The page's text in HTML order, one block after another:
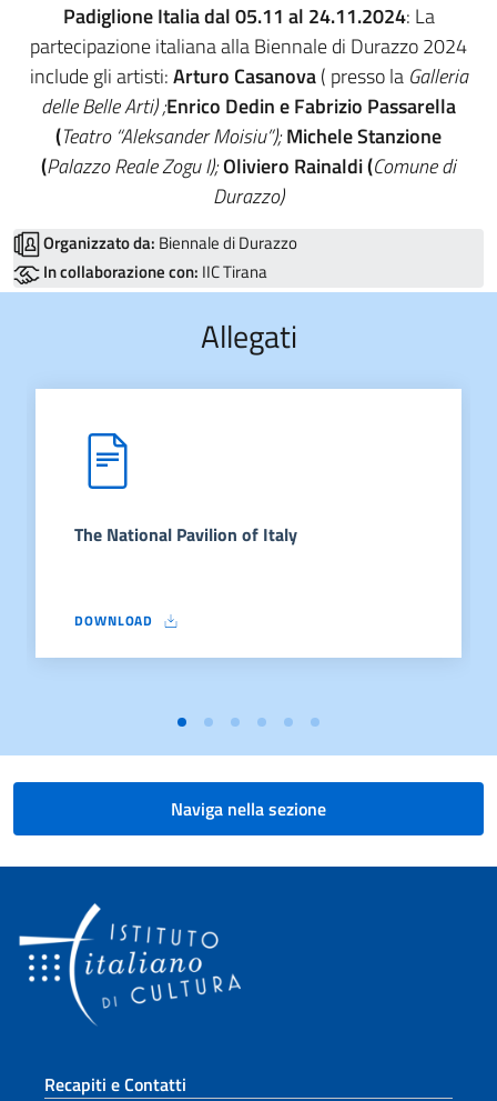
Padiglione Italia dal 05.11 al 24.11.2024: La
partecipazione italiana alla Biennale di Durazzo 2024
include gli artisti:Arturo Casanova( presso la Galleria
delle Belle Arti) ;Enrico Dedin e Fabrizio Passarella
(Teatro “Aleksander Moisiu”);Michele Stanzione
(Palazzo Reale Zogu I);Oliviero Rainaldi (Comune di
Durazzo)
Organizzato da: Biennale di Durazzo
In collaborazione con: IIC Tirana
Allegati
The National Pavilion of Italy
DOWNLOAD
THE NATIONAL PAVILION OF ITALY
Naviga nella sezione
Sezione footer
Recapiti e Contatti